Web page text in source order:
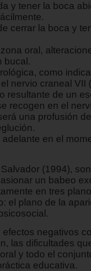
y tener la boca
cerrar la boca y
oral,
bucal.
como
nervio craneal VII
resultante de un
recogen en el
una profusión
en el
(1994),
un babeo
en tres
el plano de la
negativos
las dificultades
y todo el
educativa.